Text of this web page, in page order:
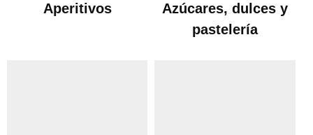
Aperitivos
Azúcares, dulces y
pastelería